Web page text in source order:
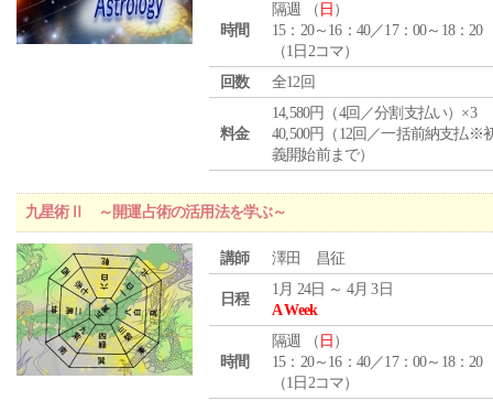
時間
隔週 （ 日 ）
15：20～16：40／17：00～18：20
（1日2コマ）
回数
全12回
料金
14,580円（4回／分割支払い）×3
40,500円（12回／一括前納支払※
義開始前まで）
九星術Ⅱ ～開運占術の活用法を学ぶ～
講師 澤田 昌征
日程
1月 24日 ～ 4月 3日
A Week
時間
隔週 （ 日 ）
15：20～16：40／17：00～18：20
（1日2コマ）